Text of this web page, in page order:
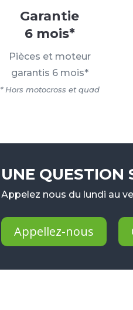
Garantie
6 mois*
Pièces et moteur
garantis 6 mois*
* Hors motocross et quad
UNE QUESTION
Appelez nous du lundi au
Appellez-nous